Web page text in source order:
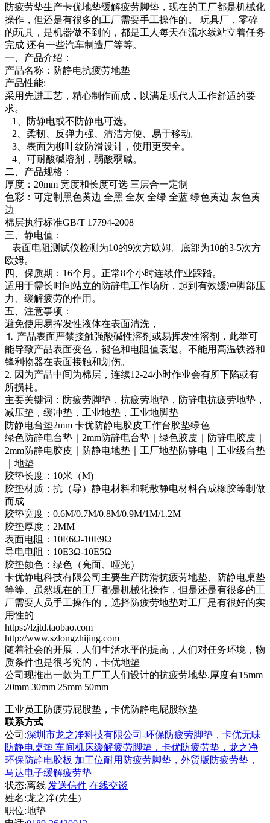
防疲劳垫生产卡优地垫缓解疲劳脚垫，现在的工厂都是机械化
操作，但还是有很多的工厂需要手工操作的。 玩具厂，零碎
的玩具，是机器做不到的，都是工人每天在流水线站立着任务
完成 还有一些汽车制造厂等等。
一、产品介绍：
产品名称：防静电抗疲劳地垫
产品性能:
采用先进工艺，精心制作而成，以满足现代人工作舒适的要
求。
1、防静电或不防静电可选。
2、柔韧、反弹力强、清洁方便、易于移动。
3、表面为柳叶纹防滑设计，使用更安全。
4、可耐酸碱溶剂，弱酸弱碱。
二、产品规格：
厚度：20mm 宽度和长度可选 三层合一定制
色彩：可定制黑色黄边 全黑 全灰 全绿 全蓝 绿色黄边 灰色黄
边
棉层执行标准GB/T 17794-2008
三、静电值：
表面电阻测试仪检测为10的9次方欧姆。底部为10的3-5次方
欧姆。
四、保质期：16个月。正常8个小时连续作业踩踏。
适用于需长时间站立的防静电工作场所，起到有效缓冲脚部压
力、缓解疲劳的作用。
五、注意事项：
避免使用易挥发性液体在表面清洗，
⒈ 产品表面严禁接触强酸碱性溶剂或易挥发性溶剂，此举可
能导致产品表面变色，褪色和电阻值衰退。不能用高温铁器和
锋利物器在表面接触和划伤。
2. 因为产品中间为棉层，连续12-24小时作业会有所下陷或有
所损耗。
主要关键词：防疲劳脚垫，抗疲劳地垫，防静电抗疲劳地垫，
减压垫，缓冲垫，工业地垫，工业地脚垫
防静电台垫2mm 卡优防静电胶皮工作台胶垫绿色
绿色防静电台垫｜2mm防静电台垫｜绿色胶皮｜防静电胶皮｜
2mm防静电胶皮｜防静电地垫｜工厂地垫防静电｜工业级台垫
｜地垫
胶垫长度：10米（M)
胶垫材质：抗（导）静电材料和耗散静电材料合成橡胶等制做
而成
胶垫宽度：0.6M/0.7M/0.8M/0.9M/1M/1.2M
胶垫厚度：2MM
表面电阻：10E6Ω-10E9Ω
导电电阻：10E3Ω-10E5Ω
胶垫颜色：绿色（亮面、哑光）
卡优静电科技有限公司主要生产防滑抗疲劳地垫、防静电桌垫
等等、虽然现在的工厂都是机械化操作，但是还是有很多的工
厂需要人员手工操作的，选择防疲劳地垫对工厂是有很好的实
用性的
https://lzjtd.taobao.com
http://www.szlongzhijing.com
随着社会的开展，人们生活水平的提高，人们对任务环境，物
质条件也是很考究的，卡优地垫
公司现推出一款为工厂工人们设计的抗疲劳地垫.厚度有15mm
20mm 30mm 25mm 50mm
工业员工防疲劳屁股垫，卡优防静电屁股软垫
联系方式
公司:深圳市龙之净科技有限公司-环保防疲劳脚垫，卡优无味
防静电桌垫 车间机床缓解疲劳脚垫，卡优防疲劳垫，龙之净
环保防静电胶板 加工位耐用防疲劳脚垫，外贸版防疲劳垫，
马达电子缓解疲劳垫
状态:离线 发送信件 在线交谈
姓名:龙之净(先生)
职位:地垫